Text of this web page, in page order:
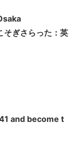
そぎさらった：英
and become t